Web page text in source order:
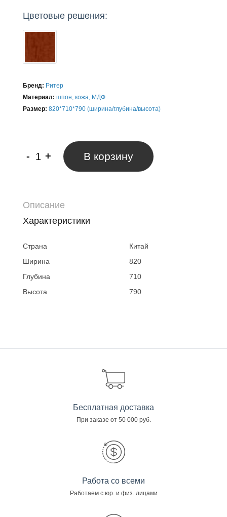
Цветовые решения:
Бренд: Ритер
Материал: шпон, кожа, МДФ
Размер: 820*710*790 (ширина/глубина/высота)
- + В корзину
Описание
Характеристики
Страна
Китай
Ширина
820
Глубина
710
Высота
790
Бесплатная доставка
При заказе от 50 000 руб.
Работа со всеми
Работаем с юр. и физ. лицами